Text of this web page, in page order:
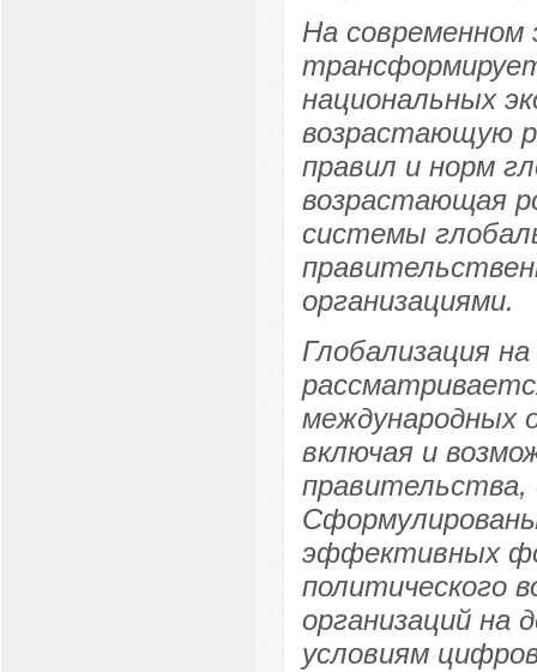
На современном
национальных
возрастающую
правил и норм
возрастающая
системы
организациями.
Глобализация
международных
включая и
правительства,
эффективных
политического
организаций на
условиям